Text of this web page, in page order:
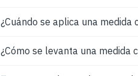
¿Cuándo se aplica una medida
¿Cómo se levanta una medida